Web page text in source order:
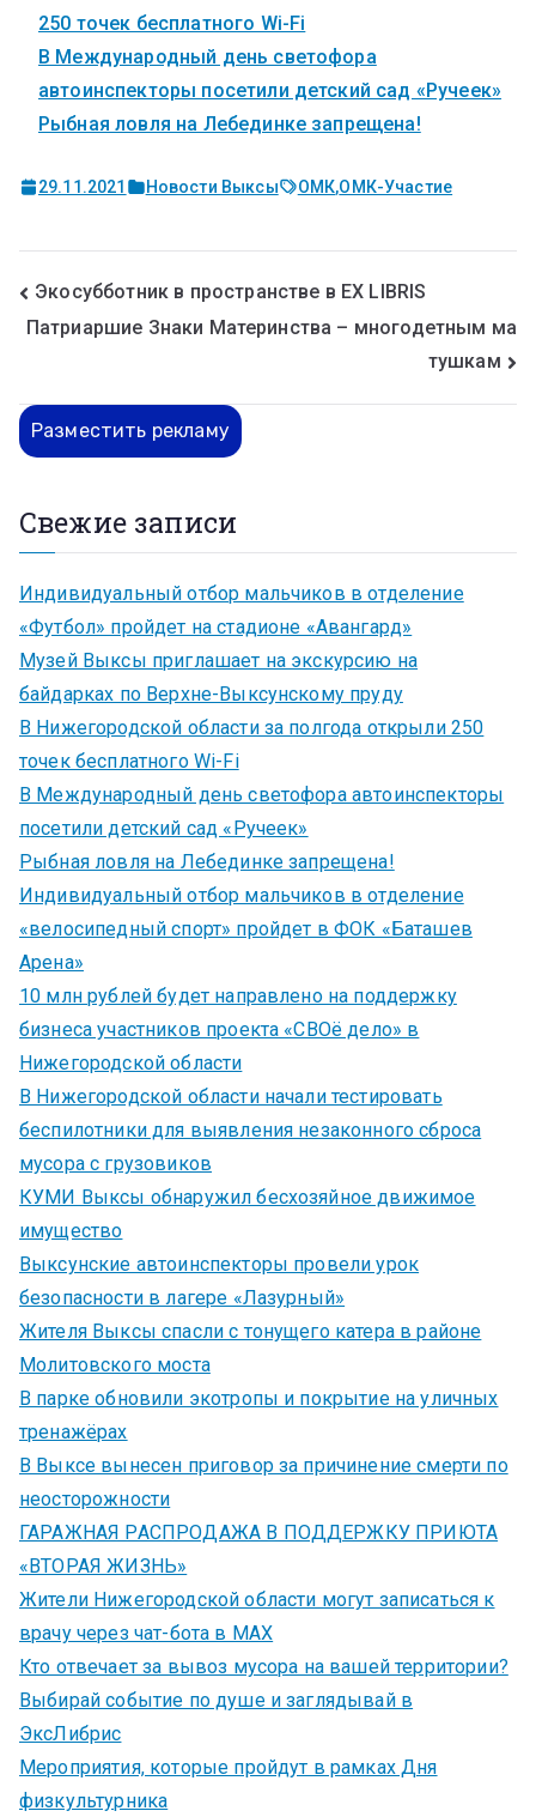
250 точек бесплатного Wi-Fi
В Международный день светофора
автоинспекторы посетили детский сад «Ручеек»
Рыбная ловля на Лебединке запрещена!
29.11.2021 Новости Выксы ОМК,ОМК-Участие
Экосубботник в пространстве в EX LIBRIS
Патриаршие Знаки Материнства – многодетным ма
тушкам
Разместить рекламу
Свежие записи
Индивидуальный отбор мальчиков в отделение
«Футбол» пройдет на стадионе «Авангард»
Музей Выксы приглашает на экскурсию на
байдарках по Верхне-Выксунскому пруду
В Нижегородской области за полгода открыли 250
точек бесплатного Wi-Fi
В Международный день светофора автоинспекторы
посетили детский сад «Ручеек»
Рыбная ловля на Лебединке запрещена!
Индивидуальный отбор мальчиков в отделение
«велосипедный спорт» пройдет в ФОК «Баташев
Арена»
10 млн рублей будет направлено на поддержку
бизнеса участников проекта «СВОё дело» в
Нижегородской области
В Нижегородской области начали тестировать
беспилотники для выявления незаконного сброса
мусора с грузовиков
КУМИ Выксы обнаружил бесхозяйное движимое
имущество
Выксунские автоинспекторы провели урок
безопасности в лагере «Лазурный»
Жителя Выксы спасли с тонущего катера в районе
Молитовского моста
В парке обновили экотропы и покрытие на уличных
тренажёрах
В Выксе вынесен приговор за причинение смерти по
неосторожности
ГАРАЖНАЯ РАСПРОДАЖА В ПОДДЕРЖКУ ПРИЮТА
«ВТОРАЯ ЖИЗНЬ»
Жители Нижегородской области могут записаться к
врачу через чат-бота в MAX
Кто отвечает за вывоз мусора на вашей территории?
Выбирай событие по душе и заглядывай в
ЭксЛибрис
Мероприятия, которые пройдут в рамках Дня
физкультурника